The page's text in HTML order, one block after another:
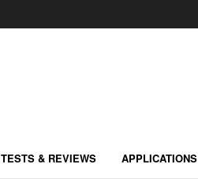
TESTS & REVIEWS APPLICATIONS